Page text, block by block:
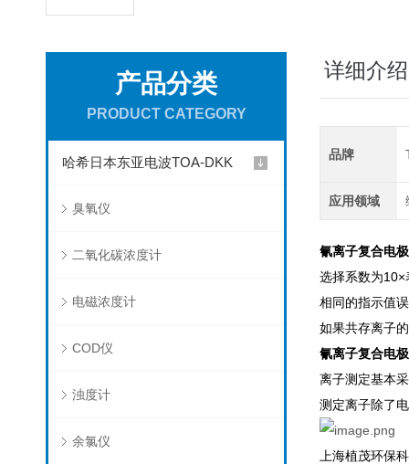
产品分类
PRODUCT CATEGORY
哈希日本东亚电波TOA-DKK
臭氧仪
二氧化碳浓度计
电磁浓度计
COD仪
浊度计
余氯仪
详细介绍
品牌
应用领域
氰离子复合电
选择系数为
相同的指示值
如果共存离子
氰离子复合电
离子测定基本
测定离子除了
上海植茂环保